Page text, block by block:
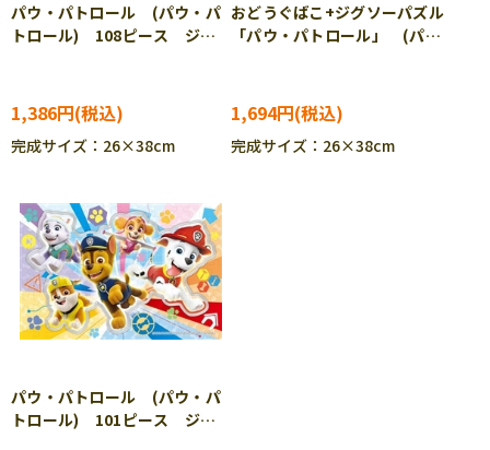
パウ・パトロール (パウ・パ
トロール) 108ピース ジグ
1,386円
完成サイズ：26×38cm
おどうぐばこ+ジグソーパズル
「パウ・パトロール」 (パ
04 ［CP-IT］
1,694円
完成サイズ：26×38cm
パウ・パトロール (パウ・パ
トロール) 101ピース ジグ